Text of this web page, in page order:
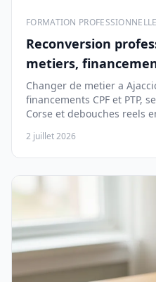
FORMATION PROFESSIONNELLE
Reconversion
metiers,
Changer de metier a
financements CPF et PTP,
Corse et debouches reels
2 juillet 2026